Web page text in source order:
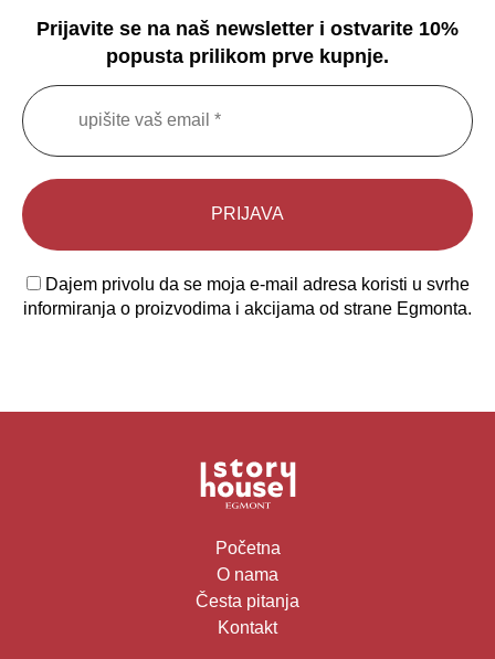
Prijavite se na naš newsletter i ostvarite 10%
popusta prilikom prve kupnje.
Dajem privolu da se moja e-mail adresa koristi u svrhe
informiranja o proizvodima i akcijama od strane Egmonta.
Početna
O nama
Česta pitanja
Kontakt